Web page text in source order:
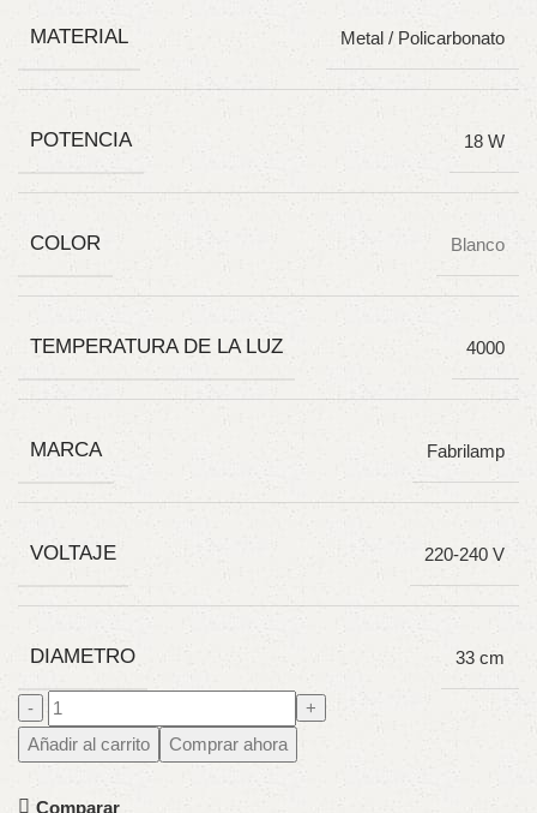
MATERIAL Metal / Policarbonato
POTENCIA 18 W
COLOR Blanco
TEMPERATURA DE LA LUZ 4000
MARCA Fabrilamp
VOLTAJE 220-240 V
DIAMETRO 33 cm
Añadir al carrito Comprar ahora
Comparar